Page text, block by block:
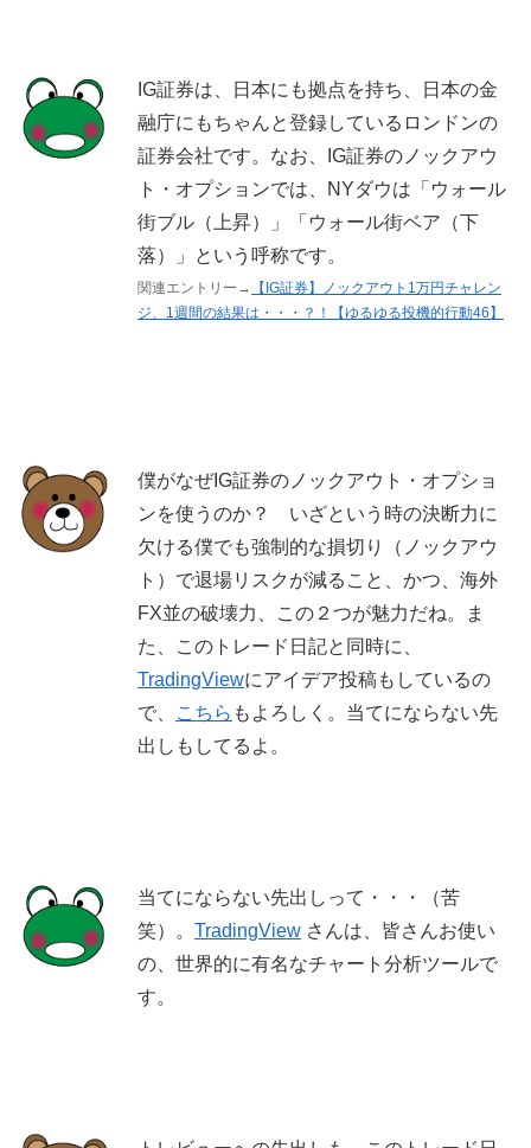
IG証券は、日本にも拠点を持ち、日本の金
融庁にもちゃんと登録しているロンドンの
証券会社です。なお、IG証券のノックアウ
ト・オプションでは、NYダウは「ウォール
街ブル（上昇）」「ウォール街ベア（下
落）」という呼称です。
関連エントリー→
【IG証券】ノックアウト1万円チャレン
ジ、1週間の結果は・・・？！【ゆるゆる投機的行動46】
僕がなぜIG証券のノックアウト・オプショ
ンを使うのか？ いざという時の決断力に
欠ける僕でも強制的な損切り（ノックアウ
ト）で退場リスクが減ること、かつ、海外
FX並の破壊力、この２つが魅力だね。ま
た、このトレード日記と同時に、
TradingViewにアイデア投稿もしているの
で、
こちら もよろしく。当てにならない先
出しもしてるよ。
当てにならない先出しって・・・（苦
笑）。 TradingView さんは、皆さんお使い
の、世界的に有名なチャート分析ツールで
す。